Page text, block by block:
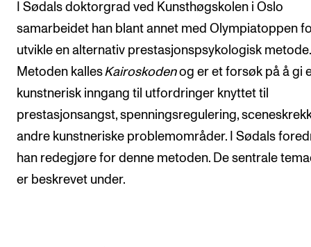
I Sødals doktorgrad ved Kunsthøgskolen i Oslo
samarbeidet han blant annet med Olympiatoppen
utvikle en alternativ prestasjonspsykologisk metode.
Metoden kallesKairoskodenog er et forsøk på å gi
kunstnerisk inngang til utfordringer knyttet til
prestasjonsangst, spenningsregulering,
andre kunstneriske problemområder. I Sødals
han redegjøre for denne metoden. De sentrale
er beskrevet under.